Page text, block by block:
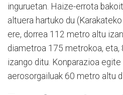
inguruetan. Haize-errota
altuera hartuko du
ere, dorrea 112 metro altu
diametroa 175 metrokoa, eta,
izango ditu. Konparazioa
aerosorgailuak 60 metro altu